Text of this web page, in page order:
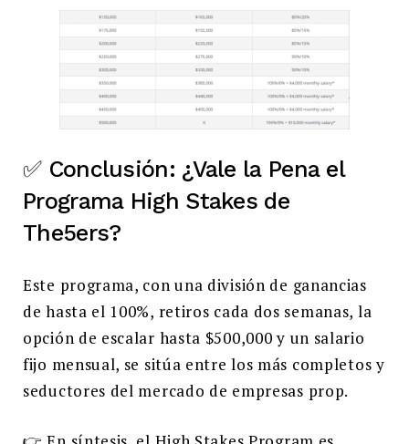
✅ Conclusión: ¿Vale la Pena el
Programa High Stakes de
The5ers?
Este programa, con una división de ganancias
de hasta el 100%, retiros cada dos semanas, la
opción de escalar hasta $500,000 y un salario
fijo mensual, se sitúa entre los más completos y
seductores del mercado de empresas prop.